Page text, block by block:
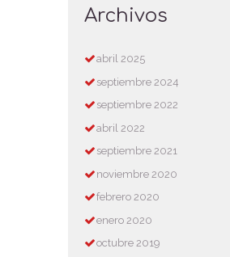
Archivos
abril2025
septiembre 2024
septiembre2022
abril 2022
septiembre2021
noviembre 2020
febrero2020
enero 2020
octubre2019